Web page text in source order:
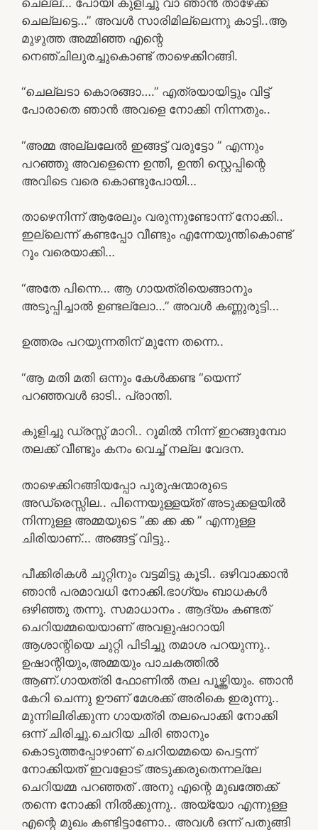
ചെല്ലട്ടെ…” അവൾ സാരിമില്ലെന്നു കാട്ടി..ആ
മുഴുത്ത അമ്മിഞ്ഞ എന്റെ
നെഞ്ചിലുരച്ചുകൊണ്ട് താഴെക്കിറങ്ങി.
“ചെല്ലടാ കൊരങ്ങാ….” എത്രയായിട്ടും വിട്ട്
പോരാതെ ഞാൻ അവളെ നോക്കി നിന്നതും..
“അമ്മ അല്ലലേൽ ഇങ്ങട്ട് വരുട്ടോ ” എന്നും
പറഞ്ഞു അവളെന്നെ ഉന്തി, ഉന്തി സ്റ്റെപ്പിന്റെ
അവിടെ വരെ കൊണ്ടുപോയി…
താഴെനിന്ന് ആരേലും വരുന്നുണ്ടോന്ന് നോക്കി..
ഇല്ലെന്ന് കണ്ടപ്പോ വീണ്ടും എന്നേയുന്തികൊണ്ട്
റൂം വരെയാക്കി…
“അതേ പിന്നെ… ആ ഗായത്രിയെങ്ങാനും
അടുപ്പിച്ചാൽ ഉണ്ടല്ലോ…” അവൾ കണ്ണുരുട്ടി…
ഉത്തരം പറയുന്നതിന് മുന്നേ തന്നെ..
“ആ മതി മതി ഒന്നും കേൾക്കണ്ട “യെന്ന്
പറഞ്ഞവൾ ഓടി.. പ്രാന്തി.
കുളിച്ചു ഡ്രസ്സ്‌ മാറി.. റൂമിൽ നിന്ന് ഇറങ്ങുമ്പോ
തലക്ക് വീണ്ടും കനം വെച്ച് നല്ല വേദന.
താഴെക്കിറങ്ങിയപ്പോ പുരുഷന്മാരുടെ
അഡ്രെസ്സില.. പിന്നെയുള്ളയ്ത് അടുക്കളയിൽ
നിന്നുള്ള അമ്മയുടെ “ക്ക ക്ക ക്ക ” എന്നുള്ള
ചിരിയാണ്… അങ്ങട്ട് വിട്ടു..
പീക്കിരികൾ ചുറ്റിനും വട്ടമിട്ടു കൂടി.. ഒഴിവാക്കാൻ
ഞാൻ പരമാവധി നോക്കി.ഭാഗ്യം ബാധകൾ
ഒഴിഞ്ഞു തന്നു. സമാധാനം . ആദ്യം കണ്ടത്
ചെറിയമ്മയെയാണ് അവളുഷാറായി
ആശാന്റിയെ ചുറ്റി പിടിച്ചു തമാശ പറയുന്നു..
ഉഷാന്റിയും,അമ്മയും പാചകത്തിൽ
ആണ്.ഗായത്രി ഫോണിൽ തല പൂഴ്ത്തിയും. ഞാൻ
കേറി ചെന്നു ഊണ് മേശക്ക് അരികെ ഇരുന്നു..
മുന്നിലിരിക്കുന്ന ഗായത്രി തലപൊക്കി നോക്കി
ഒന്ന് ചിരിച്ചു.ചെറിയ ചിരി ഞാനും
കൊടുത്തപ്പോഴാണ് ചെറിയമ്മയെ പെട്ടന്ന്
നോക്കിയത് ഇവളോട് അടുക്കരുതെന്നല്ലേ
ചെറിയമ്മ പറഞ്ഞത് .അനു എന്റെ മുഖത്തേക്ക്
തന്നെ നോക്കി നിൽക്കുന്നു.. അയ്യോ എന്നുള്ള
എന്റെ മുഖം കണ്ടിട്ടാണോ.. അവൾ ഒന്ന് പതുങ്ങി